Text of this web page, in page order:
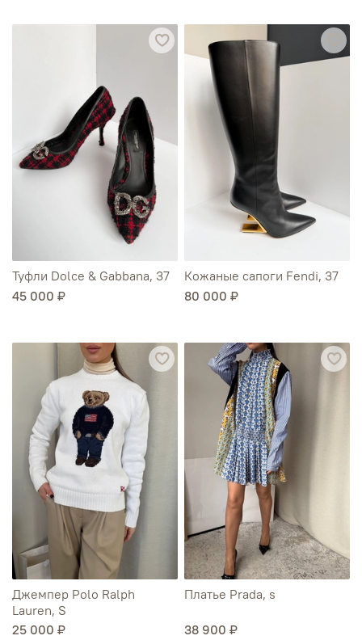
Туфли Dolce & Gabbana, 37
45 000 ₽
Кожаные сапоги Fendi, 37
80 000 ₽
Джемпер Polo Ralph
Lauren, S
25 000 ₽
Платье Prada, s
38 900 ₽